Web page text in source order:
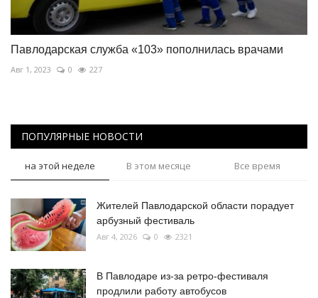
Павлодарская служба «103» пополнилась врачами
Авг 1, 2023 0 227
ПОПУЛЯРНЫЕ НОВОСТИ
на этой неделе В этом месяце Все время
Жителей Павлодарской области порадует
арбузный фестиваль
Авг 4, 2026 0 2321
В Павлодаре из-за ретро-фестиваля
продлили работу автобусов